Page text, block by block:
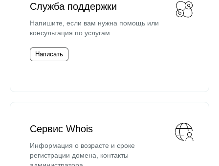
Служба поддержки
Напишите, если вам нужна помощь или
консультация по услугам.
Написать
Сервис Whois
Информация о возрасте и сроке
регистрации домена, контакты